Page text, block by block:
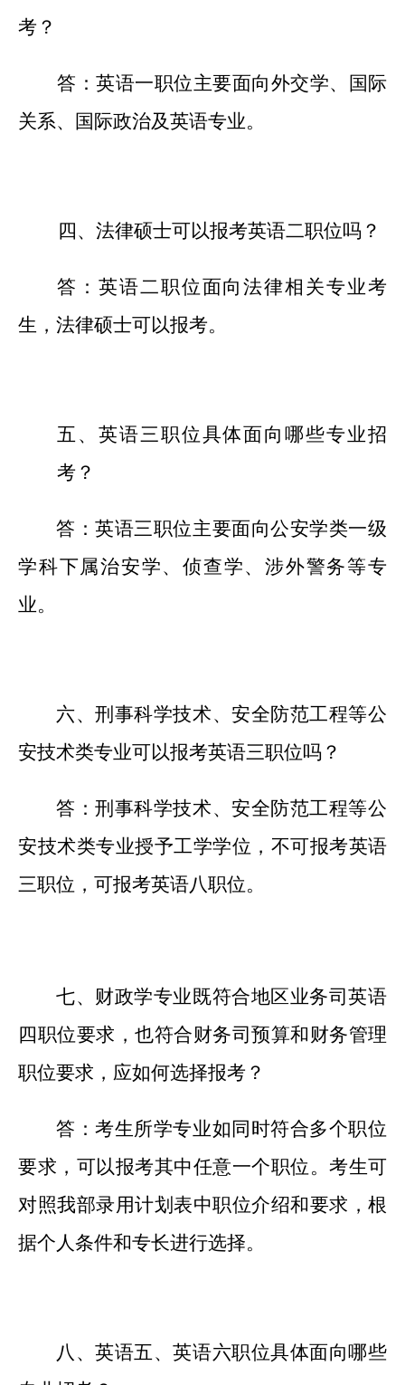
考？
答：英语一职位主要面向外交学、国际
关系、国际政治及英语专业。
四、法律硕士可以报考英语二职位吗？
答：英语二职位面向法律相关专业考
生，法律硕士可以报考。
五、英语三职位具体面向哪些专业招
考？
答：英语三职位主要面向公安学类一级
学科下属治安学、侦查学、涉外警务等专
业。
六、刑事科学技术、安全防范工程等公
安技术类专业可以报考英语三职位吗？
答：刑事科学技术、安全防范工程等公
安技术类专业授予工学学位，不可报考英语
三职位，可报考英语八职位。
七、财政学专业既符合地区业务司英语
四职位要求，也符合财务司预算和财务管理
职位要求，应如何选择报考？
答：考生所学专业如同时符合多个职位
要求，可以报考其中任意一个职位。考生可
对照我部录用计划表中职位介绍和要求，根
据个人条件和专长进行选择。
八、英语五、英语六职位具体面向哪些